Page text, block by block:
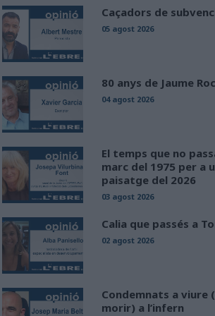
Caçadors de
05 agost 2026
80 anys de Jaume
04 agost 2026
El temps que no
marc del 1975 per a
paisatge del 2026
03 agost 2026
Calia que passés a
02 agost 2026
Condemnats a viure
morir) a l’infern